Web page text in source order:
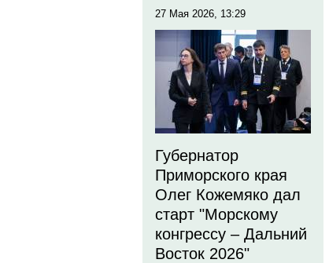
27 Мая 2026, 13:29
Губернатор
Приморского края
Олег Кожемяко дал
старт "Морскому
конгрессу – Дальний
Восток 2026"